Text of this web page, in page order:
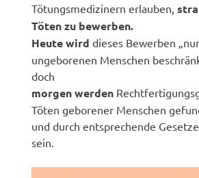
Tötungsmedizinern erlauben,
Töten zu bewerben.
Heute wird dieses Bewerben
ungeborenen Menschen
doch
morgen werden
Töten geborener Menschen
und durch entsprechende
sein.